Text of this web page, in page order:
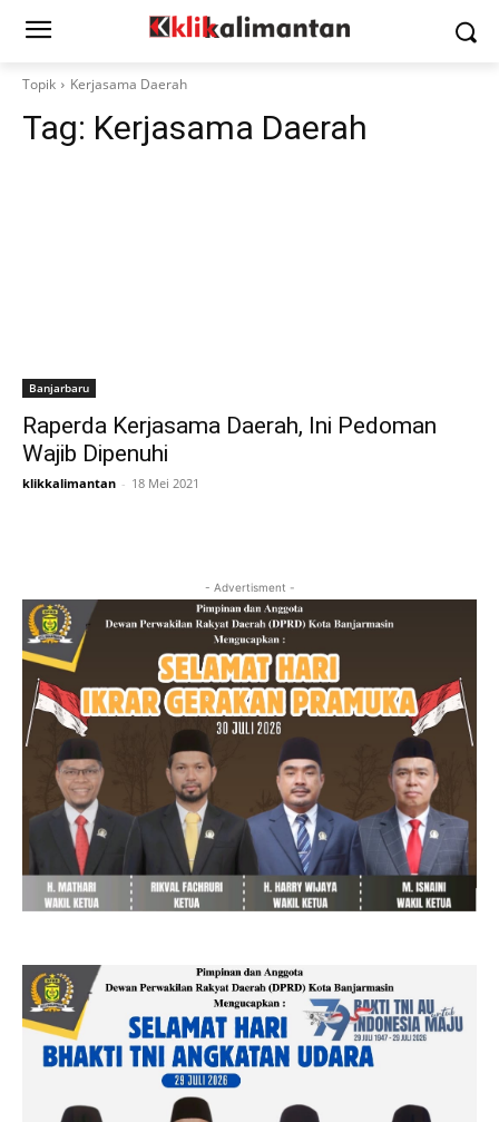
Topik Kerjasama Daerah
Tag: Kerjasama Daerah
Banjarbaru
Raperda Kerjasama Daerah, Ini Pedoman
Wajib Dipenuhi
klikkalimantan - 18 Mei 2021
- Advertisment -